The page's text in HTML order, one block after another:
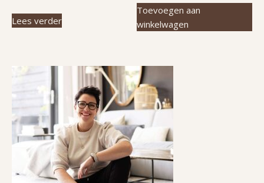
Lees verder
Toevoegen aan
winkelwagen